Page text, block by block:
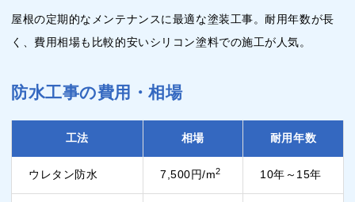
屋根の定期的なメンテナンスに最適な塗装工事。耐用年数が長
く、費用相場も比較的安いシリコン塗料での施工が人気。
防水工事の費用・相場
工法 相場 耐用年数
ウレタン防水 7,500円/m2 10年～15年